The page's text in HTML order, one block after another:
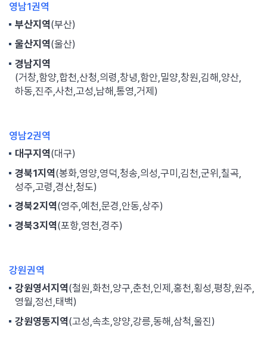
영남1권역
부산지역(부산)
울산지역(울산)
경남지역
(거창,함양,합천,산청,의령,창녕,함안,밀양,창원,김해,양산,
하동,진주,사천,고성,남해,통영,거제)
영남2권역
대구지역(대구)
경북1지역(봉화,영양,영덕,청송,의성,구미,김천,군위,칠곡,
성주,고령,경산,청도)
경북2지역(영주,예천,문경,안동,상주)
경북3지역(포항,영천,경주)
강원권역
강원영서지역(철원,화천,양구,춘천,인제,홍천,횡성,평창,원주,
영월,정선,태백)
강원영동지역(고성,속초,양양,강릉,동해,삼척,울진)